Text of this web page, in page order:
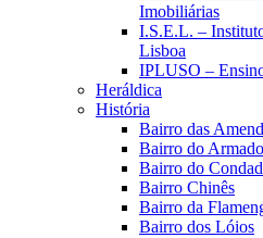
Imobiliárias
I.S.E.L. –
Lisboa
IPLUSO –
Heráldica
História
Bairro das
Bairro do
Bairro do
Bairro Chinês
Bairro da
Bairro dos Lóios